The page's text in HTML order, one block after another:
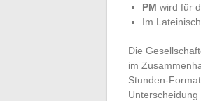
PM wird für
Im
Die
im
Stunden-